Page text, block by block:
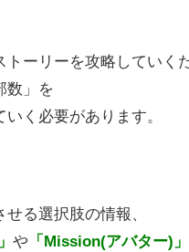
ーリーを攻略していく
数」を
く必要があります。
せる選択肢の情報、
や 「Mission(アバター)」